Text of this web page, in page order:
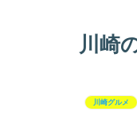
川崎
川崎グルメ